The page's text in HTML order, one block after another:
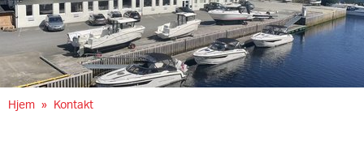
Hjem Kontakt